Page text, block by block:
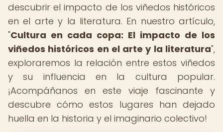
descubrir el impacto de los viñedos históricos
en el arte y la literatura. En nuestro artículo,
"Cultura en cada copa: El impacto de los
viñedos históricos en el arte y la literatura",
exploraremos la relación entre estos viñedos
y su influencia en la cultura popular.
¡Acompáñanos en este viaje fascinante y
descubre cómo estos lugares han dejado
huella en la historia y el imaginario colectivo!